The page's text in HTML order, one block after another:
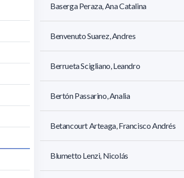
Baserga Peraza, Ana Catalina
Benvenuto Suarez, Andres
Berrueta Scigliano, Leandro
Bertón Passarino, Analia
Betancourt Arteaga, Francisco Andrés
Blumetto Lenzi, Nicolás